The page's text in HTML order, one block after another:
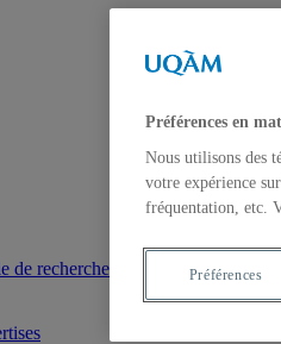
de recherche en Sociologie
Préférences en
Nous utilisons des
votre expérience
fréquentation, etc.
Préférences